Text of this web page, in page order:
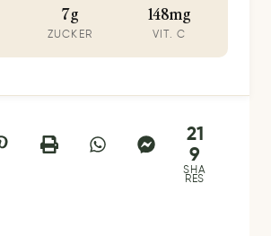
7g
ZUCKER
148mg
VIT. C
21
9
SHA
RES